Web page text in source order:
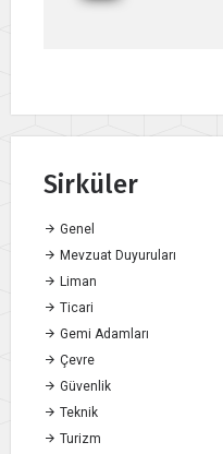
Sirküler
Genel
Mevzuat Duyuruları
Liman
Ticari
Gemi Adamları
Çevre
Güvenlik
Teknik
Turizm